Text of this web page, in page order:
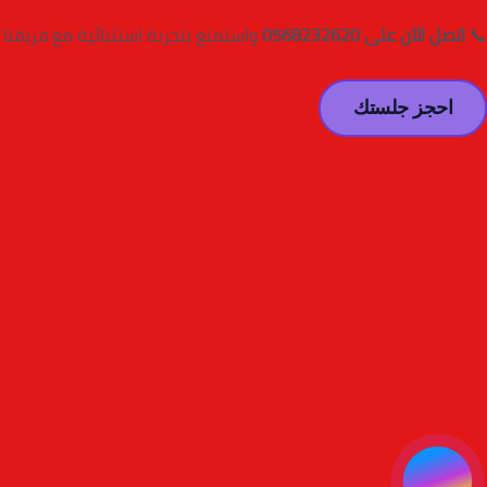
📞 اتصل الآن على 0568232620 واستمتع بتجربة استثنائية مع
احجز جلستك